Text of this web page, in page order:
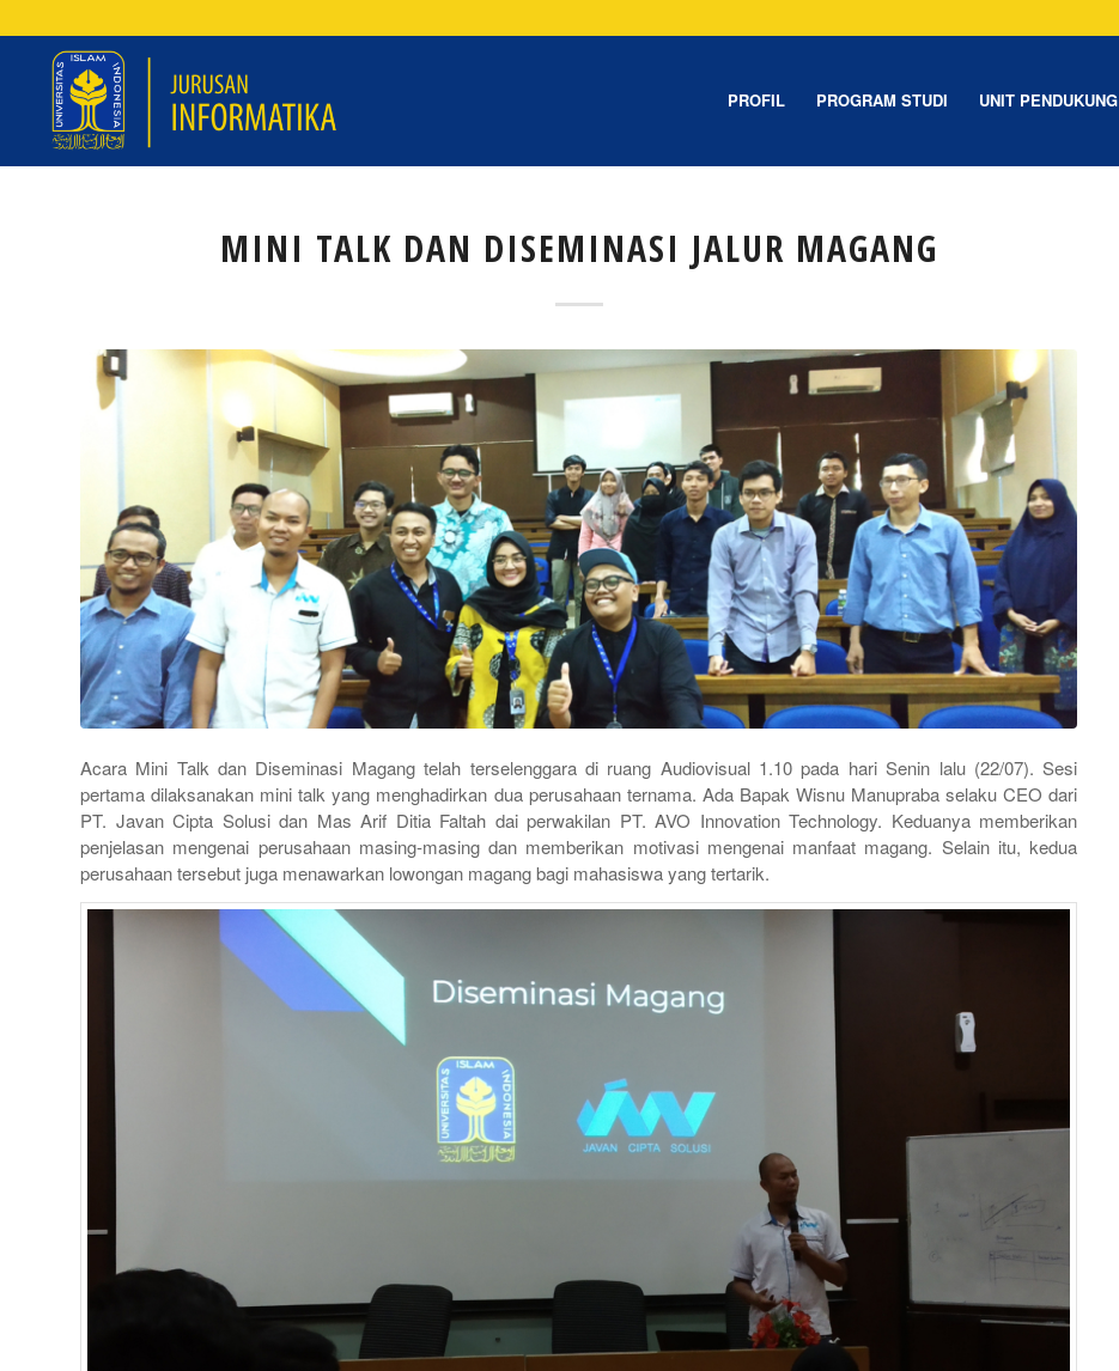
PROFIL PROGRAM STUDI UNIT PENDUKUNG
MINI TALK DAN DISEMINASI JALUR MAGANG
Acara Mini Talk dan Diseminasi Magang telah terselenggara di ruang Audiovisual 1.10 pada hari Senin lalu (22/07). Sesi
pertama dilaksanakan mini talk yang menghadirkan dua perusahaan ternama. Ada Bapak Wisnu Manupraba selaku CEO dari
PT. Javan Cipta Solusi dan Mas Arif Ditia Faltah dai perwakilan PT. AVO Innovation Technology. Keduanya memberikan
penjelasan mengenai perusahaan masing-masing dan memberikan motivasi mengenai manfaat magang. Selain itu, kedua
perusahaan tersebut juga menawarkan lowongan magang bagi mahasiswa yang tertarik.